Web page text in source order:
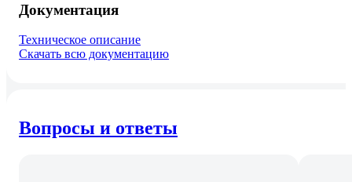
Документация
Техническое описание
Скачать всю документацию
Вопросы и ответы